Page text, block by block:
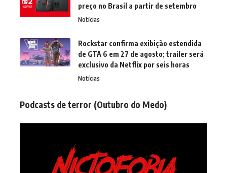
preço no Brasil a partir de setembro
Notícias
Rockstar confirma exibição estendida
de GTA 6 em 27 de agosto; trailer será
exclusivo da Netflix por seis horas
Notícias
Podcasts de terror (Outubro do Medo)